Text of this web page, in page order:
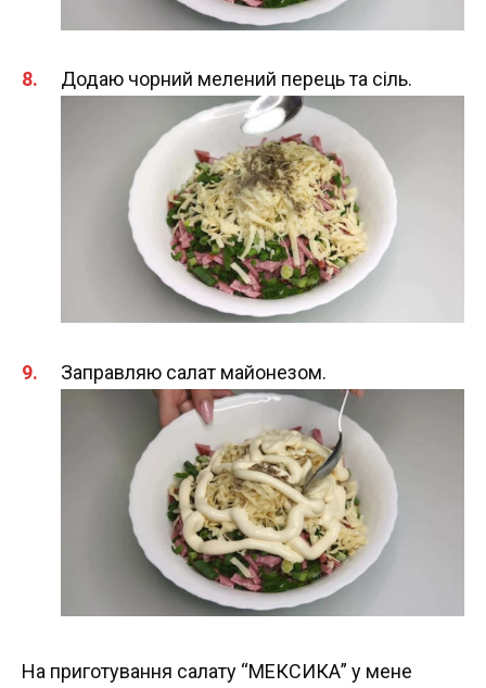
Додаю чорний мелений перець та сіль.
Заправляю салат майонезом.
На приготування салату “МЕКСИКА” у мене